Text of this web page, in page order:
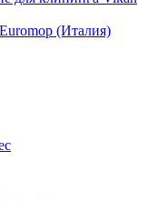
(Италия)